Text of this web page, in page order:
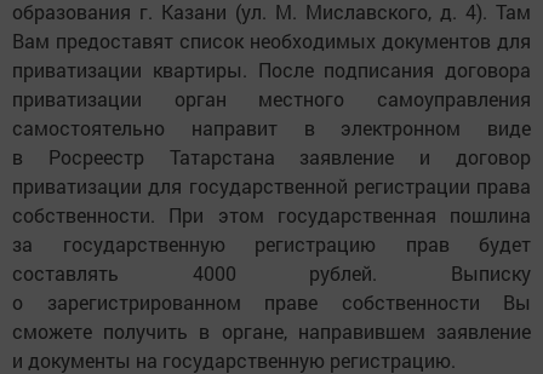
образования г. Казани (ул. М. Миславского, д. 4). Там
Вам предоставят список необходимых документов для
приватизации квартиры. После подписания договора
приватизации орган местного самоуправления
самостоятельно направит в электронном виде
в Росреестр Татарстана заявление и договор
приватизации для государственной регистрации права
собственности. При этом государственная пошлина
за государственную регистрацию прав будет
составлять 4000 рублей. Выписку
о зарегистрированном праве собственности Вы
сможете получить в органе, направившем заявление
и документы на государственную регистрацию.